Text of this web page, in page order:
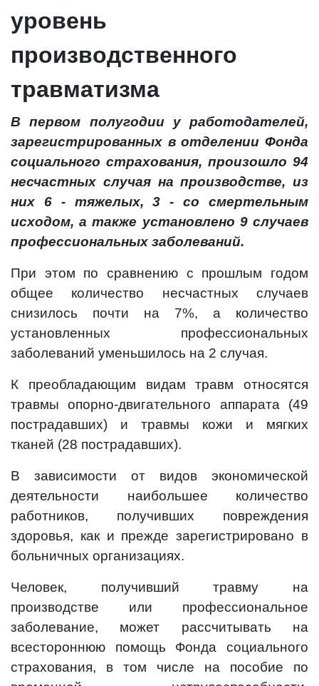
уровень
производственного
травматизма
В первом полугодии у работодателей,
зарегистрированных в отделении Фонда
социального страхования, произошло 94
несчастных случая на производстве, из
них 6 - тяжелых, 3 - со смертельным
исходом, а также установлено 9 случаев
профессиональных заболеваний.
При этом по сравнению с прошлым годом
общее количество несчастных случаев
снизилось почти на 7%, а количество
установленных профессиональных
заболеваний уменьшилось на 2 случая.
К преобладающим видам травм относятся
травмы опорно-двигательного аппарата (49
пострадавших) и травмы кожи и мягких
тканей (28 пострадавших).
В зависимости от видов экономической
деятельности наибольшее количество
работников, получивших повреждения
здоровья, как и прежде зарегистрировано в
больничных организациях.
Человек, получивший травму на
производстве или профессиональное
заболевание, может рассчитывать на
всестороннюю помощь Фонда социального
страхования, в том числе на пособие по